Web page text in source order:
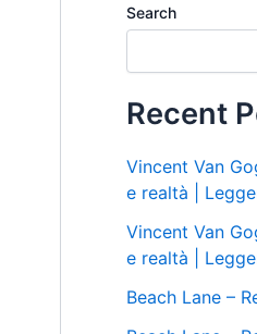
Search
Recent
Vincent Van
e realtà |
Vincent Van
e realtà |
Beach Lane –